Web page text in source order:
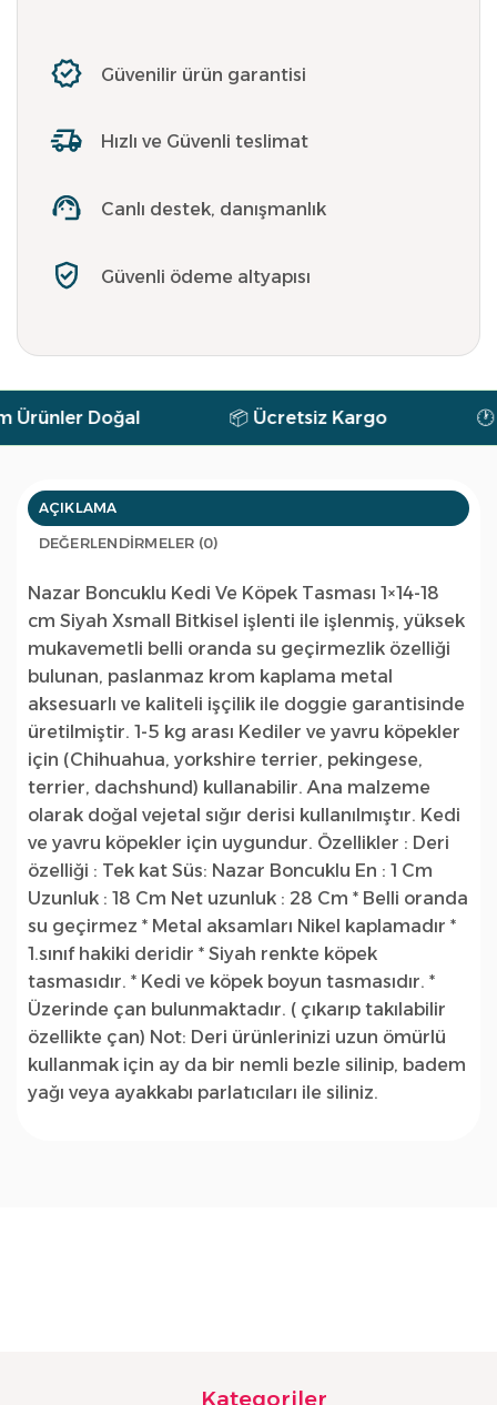
Güvenilir ürün garantisi
Hızlı ve Güvenli teslimat
Canlı destek, danışmanlık
Güvenli ödeme altyapısı
Doğal 📦 Ücretsiz Kargo 🕐 7/
AÇIKLAMA
DEĞERLENDIRMELER (0)
Nazar Boncuklu Kedi Ve Köpek Tasması 1×14-18
cm Siyah Xsmall Bitkisel işlenti ile işlenmiş, yüksek
mukavemetli belli oranda su geçirmezlik özelliği
bulunan, paslanmaz krom kaplama metal
aksesuarlı ve kaliteli işçilik ile doggie garantisinde
üretilmiştir. 1-5 kg arası Kediler ve yavru köpekler
için (Chihuahua, yorkshire terrier, pekingese,
terrier, dachshund) kullanabilir. Ana malzeme
olarak doğal vejetal sığır derisi kullanılmıştır. Kedi
ve yavru köpekler için uygundur. Özellikler : Deri
özelliği : Tek kat Süs: Nazar Boncuklu En : 1 Cm
Uzunluk : 18 Cm Net uzunluk : 28 Cm * Belli oranda
su geçirmez * Metal aksamları Nikel kaplamadır *
1.sınıf hakiki deridir * Siyah renkte köpek
tasmasıdır. * Kedi ve köpek boyun tasmasıdır. *
Üzerinde çan bulunmaktadır. ( çıkarıp takılabilir
özellikte çan) Not: Deri ürünlerinizi uzun ömürlü
kullanmak için ay da bir nemli bezle silinip, badem
yağı veya ayakkabı parlatıcıları ile siliniz.
Kategoriler